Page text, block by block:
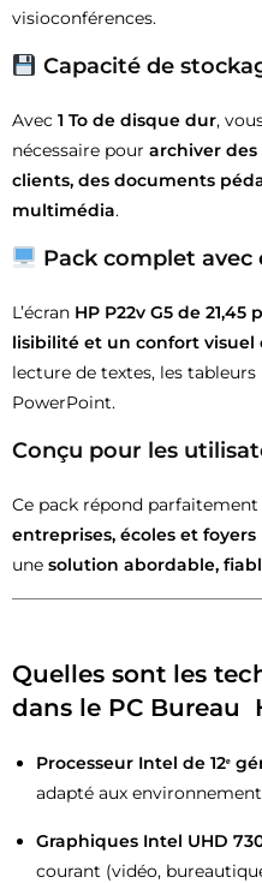
visioconférences.
Capacité de
Avec 1 To de disque dur,
nécessaire pour archiver
clients, des documents
multimédia.
Pack complet avec
L’écran HP P22v G5 de 21,45
lisibilité et un confort visuel
lecture de textes, les
PowerPoint.
Conçu pour les
Ce pack répond parfaitement
entreprises, écoles et
une solution abordable,
Quelles sont les
dans le PC Bureau
Processeur Intel de 12ᵉ
adapté aux
Graphiques Intel UHD
courant (vidéo,